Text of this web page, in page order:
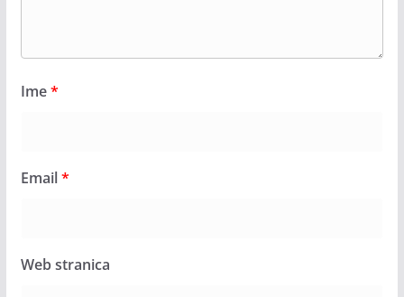
Ime*
Email*
Web stranica